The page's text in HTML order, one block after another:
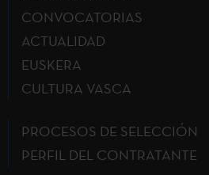
CONVOCATORIAS
ACTUALIDAD
EUSKERA
CULTURA VASCA
PROCESOS DE SELECCIÓN
PERFIL DEL CONTRATANTE